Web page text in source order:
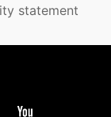
statement